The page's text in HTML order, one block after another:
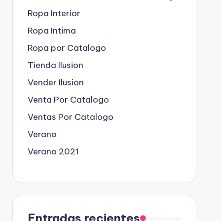
Ropa Interior
Ropa Intima
Ropa por Catalogo
Tienda Ilusion
Vender Ilusion
Venta Por Catalogo
Ventas Por Catalogo
Verano
Verano 2021
Entradas recientes